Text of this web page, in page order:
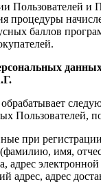
Пользователей и
процедуры
баллов
Пользователей,
при
имя,
адрес
адрес, адрес